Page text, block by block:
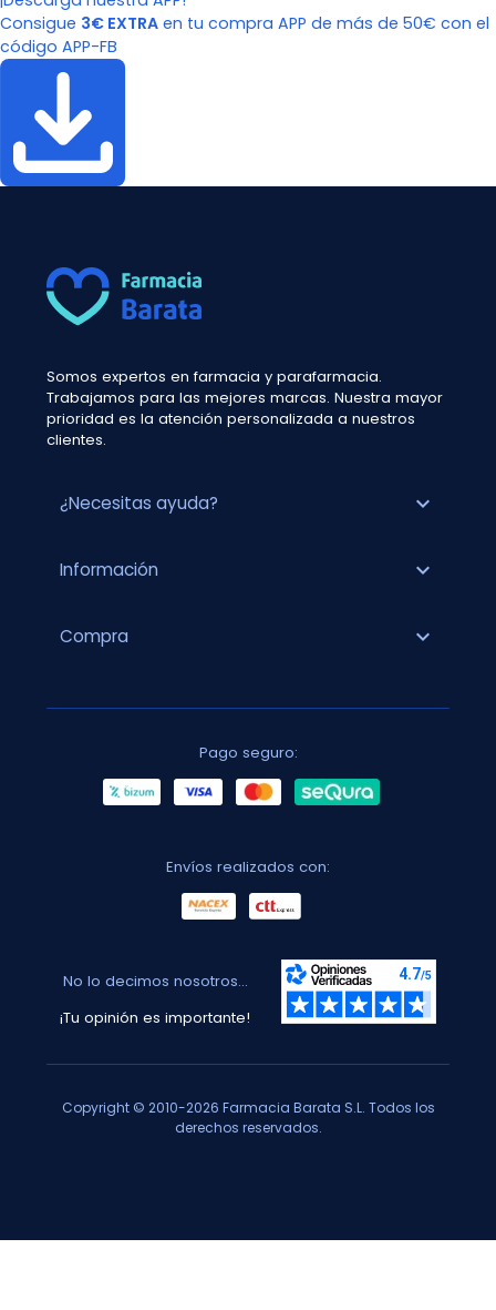
Consigue 3€ EXTRA en tu compra APP de más de 50€ con el
código APP-FB
Somos expertos en farmacia y parafarmacia.
Trabajamos para las mejores marcas. Nuestra mayor
prioridad es la atención personalizada a nuestros
clientes.
¿Necesitas ayuda? expand_more
Información expand_more
Compra expand_more
Pago seguro:
Envíos realizados con:
No lo decimos nosotros...
¡Tu opinión es importante!
Copyright © 2010-2026 Farmacia Barata S.L. Todos los
derechos reservados.